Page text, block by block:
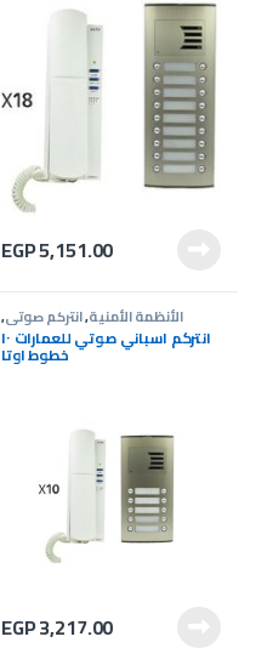
EGP5,151.00
الأنظمة الأمنية,انتركم صوتى,
عروض انتركم
انتركم اسباني صوتي للعمارات ١٠
خطوط اوتا
EGP3,217.00